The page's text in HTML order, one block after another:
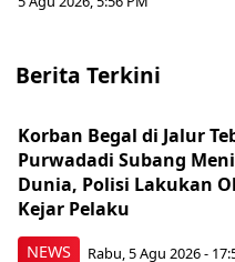
Berita Terkini
NEWS
Korban Begal di Jalur
Purwadadi Subang
Dunia, Polisi Lakukan
Kejar Pelaku
Rabu, 5 Agu 2026 -